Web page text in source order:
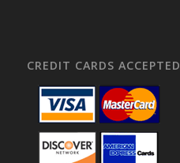
CREDIT CARDS ACCEPTED